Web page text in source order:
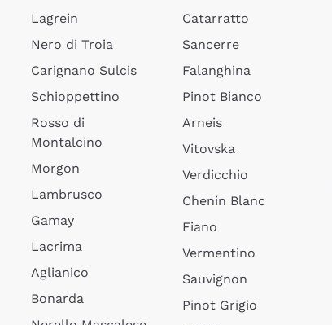
Lagrein
Nero di Troia
Carignano Sulcis
Schioppettino
Rosso di
Montalcino
Morgon
Lambrusco
Gamay
Lacrima
Aglianico
Bonarda
Catarratto
Sancerre
Falanghina
Pinot Bianco
Arneis
Vitovska
Verdicchio
Chenin Blanc
Fiano
Vermentino
Sauvignon
Pinot Grigio